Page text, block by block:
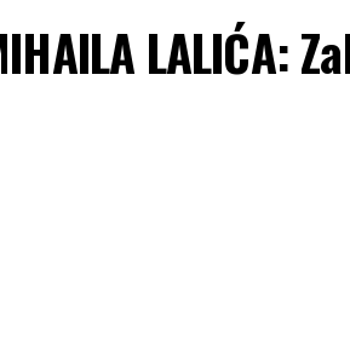
LALIĆA: